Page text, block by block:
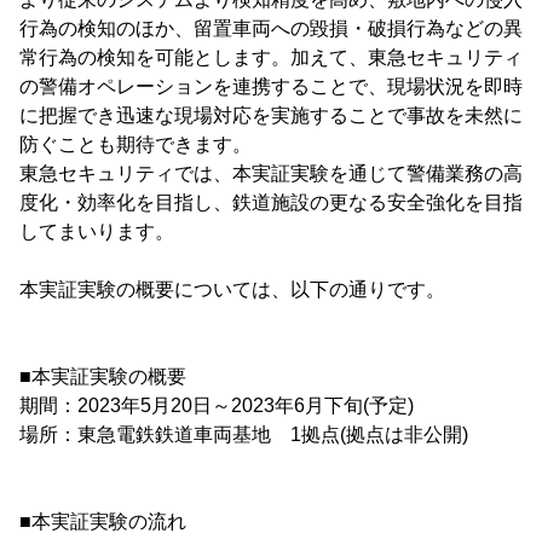
行為の検知のほか、留置車両への毀損・破損行為などの異
常行為の検知を可能とします。加えて、東急セキュリティ
の警備オペレーションを連携することで、現場状況を即時
に把握でき迅速な現場対応を実施することで事故を未然に
防ぐことも期待できます。
東急セキュリティでは、本実証実験を通じて警備業務の高
度化・効率化を目指し、鉄道施設の更なる安全強化を目指
してまいります。
本実証実験の概要については、以下の通りです。
■本実証実験の概要
期間：2023年5月20日～2023年6月下旬(予定)
場所：東急電鉄鉄道車両基地 1拠点(拠点は非公開)
■本実証実験の流れ